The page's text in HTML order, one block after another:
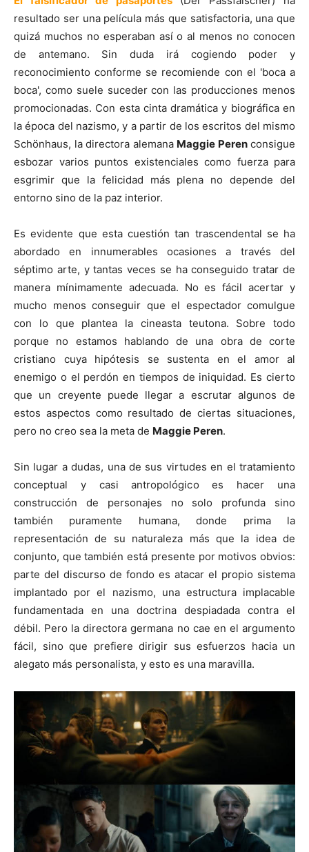
resultado ser una película más que satisfactoria, una que
quizá muchos no esperaban así o al menos no conocen
de antemano. Sin duda irá cogiendo poder y
reconocimiento conforme se recomiende con el 'boca a
boca', como suele suceder con las producciones menos
promocionadas. Con esta cinta dramática y biográfica en
la época del nazismo, y a partir de los escritos del mismo
Schönhaus, la directora alemana Maggie Perenconsigue
esbozar varios puntos existenciales como fuerza para
esgrimir que la felicidad más plena no depende del
entorno sino de la paz interior.
Es evidente que esta cuestión tan trascendental se ha
abordado en innumerables ocasiones a través del
séptimo arte, y tantas veces se ha conseguido tratar de
manera mínimamente adecuada. No es fácil acertar y
mucho menos conseguir que el espectador comulgue
con lo que plantea la cineasta teutona. Sobre todo
porque no estamos hablando de una obra de corte
cristiano cuya hipótesis se sustenta en el amor al
enemigo o el perdón en tiempos de iniquidad. Es cierto
que un creyente puede llegar a escrutar algunos de
estos aspectos como resultado de ciertas situaciones,
pero no creo sea la meta de Maggie Peren.
Sin lugar a dudas, una de sus virtudes en el tratamiento
conceptual y casi antropológico es hacer una
construcción de personajes no solo profunda sino
también puramente humana, donde prima la
representación de su naturaleza más que la idea de
conjunto, que también está presente por motivos obvios:
parte del discurso de fondo es atacar el propio sistema
implantado por el nazismo, una estructura implacable
fundamentada en una doctrina despiadada contra el
débil. Pero la directora germana no cae en el argumento
fácil, sino que prefiere dirigir sus esfuerzos hacia un
alegato más personalista, y esto es una maravilla.